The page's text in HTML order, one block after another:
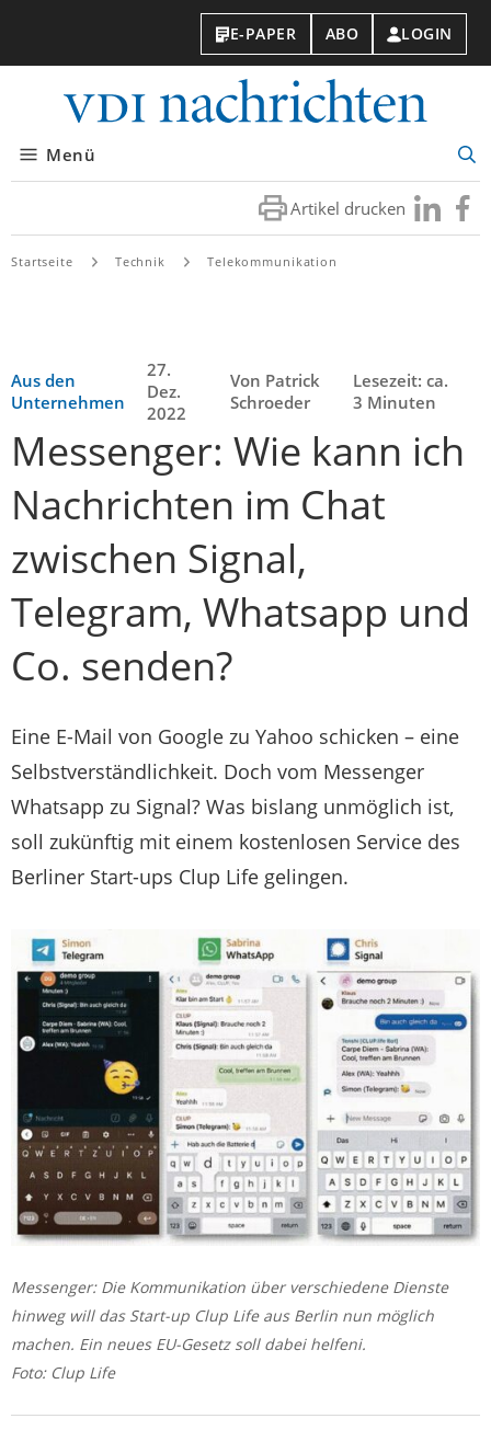
E-PAPER ABO LOGIN
Menü
Artikel drucken Besuchen
Sie
Sie
Startseite Technik Telekommunikation
Aus den
Unternehmen
27.
Dez.
2022
Von Patrick
Schroeder
Lesezeit: ca.
3 Minuten
Messenger: Wie kann ich
Nachrichten im Chat
zwischen Signal,
Telegram, Whatsapp und
Co. senden?
Eine E-Mail von Google zu Yahoo schicken – eine
Selbstverständlichkeit. Doch vom Messenger
Whatsapp zu Signal? Was bislang unmöglich ist,
soll zukünftig mit einem kostenlosen Service des
Berliner Start-ups Clup Life gelingen.
Messenger: Die Kommunikation über verschiedene Dienste
hinweg will das Start-up Clup Life aus Berlin nun möglich
machen. Ein neues EU-Gesetz soll dabei helfeni.
Foto: Clup Life